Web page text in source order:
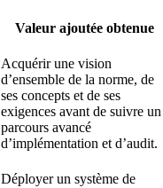
Valeur ajoutée obtenue
Acquérir une vision
d’ensemble de la norme, de
ses concepts et de ses
exigences avant de suivre un
parcours avancé
d’implémentation et d’audit.
Déployer un système de